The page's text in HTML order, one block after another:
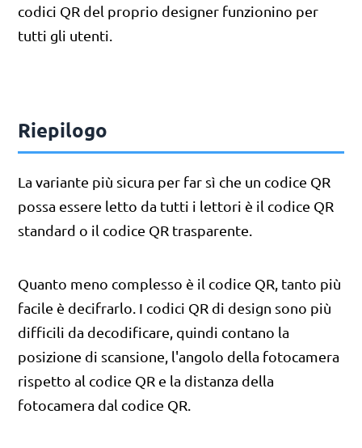
codici QR del proprio designer funzionino per
tutti gli utenti.
Riepilogo
La variante più sicura per far sì che un codice QR
possa essere letto da tutti i lettori è il codice QR
standard o il codice QR trasparente.
Quanto meno complesso è il codice QR, tanto più
facile è decifrarlo. I codici QR di design sono più
difficili da decodificare, quindi contano la
posizione di scansione, l'angolo della fotocamera
rispetto al codice QR e la distanza della
fotocamera dal codice QR.